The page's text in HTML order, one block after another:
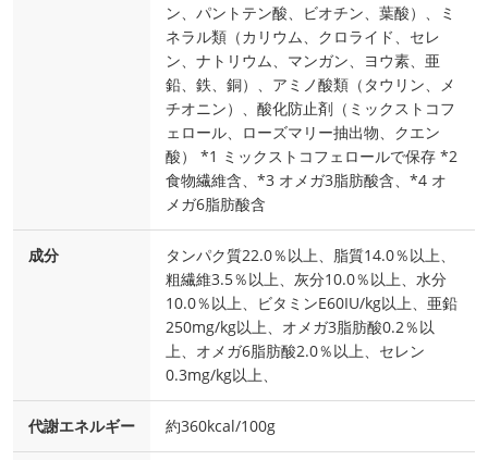
ン、パントテン酸、ビオチン、葉酸）、ミ
ネラル類（カリウム、クロライド、セレ
ン、ナトリウム、マンガン、ヨウ素、亜
鉛、鉄、銅）、アミノ酸類（タウリン、メ
チオニン）、酸化防止剤（ミックストコフ
ェロール、ローズマリー抽出物、クエン
酸） *1 ミックストコフェロールで保存 *2
食物繊維含、*3 オメガ3脂肪酸含、*4 オ
メガ6脂肪酸含
成分
タンパク質22.0％以上、脂質14.0％以上、
粗繊維3.5％以上、灰分10.0％以上、水分
10.0％以上、ビタミンE60IU/kg以上、亜鉛
250mg/kg以上、オメガ3脂肪酸0.2％以
上、オメガ6脂肪酸2.0％以上、セレン
0.3mg/kg以上、
代謝エネルギー 約360kcal/100g